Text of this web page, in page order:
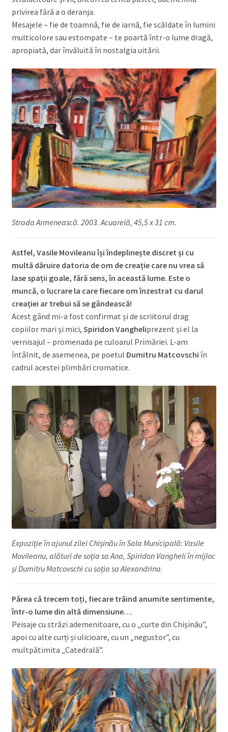
privirea fără a o deranja.
Mesajele – fie de toamnă, fie de iarnă, fie scăldate în lumini
multicolore sau estompate – te poartă într-o lume dragă,
apropiată, dar învăluită în nostalgia uitării.
Strada Armenească. 2003. Acuarelă, 45,5 x 31 cm.
Astfel, Vasile Movileanu își îndeplinește discret și cu
multă dăruire datoria de om de creație care nu vrea să
lase spații goale, fără sens, în această lume. Este o
muncă, o lucrare la care fiecare om înzestrat cu darul
creației ar trebui să se gândească!
Acest gând mi-a fost confirmat și de scriitorul drag
copiilor mari și mici, Spiridon Vangheliprezent și el la
vernisajul – promenada pe culoarul Primăriei. L-am
întâlnit, de asemenea, pe poetul Dumitru Matcovschi în
cadrul acestei plimbări cromatice.
Expoziție în ajunul zilei Chișinău în Sala Municipală: Vasile
Movileanu, alături de soția sa Ana, Spiridon Vangheli în mijloc
și Dumitru Matcovschi cu soția sa Alexandrina.
Părea că trecem toți, fiecare trăind anumite sentimente,
într-o lume din altă dimensiune…
Peisaje cu străzi ademenitoare, cu o „curte din Chișinău”,
apoi cu alte curți și ulicioare, cu un „negustor”, cu
multpătimita „Catedrală”.